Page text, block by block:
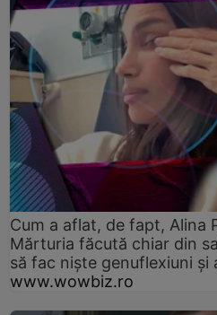
Cum a aflat, de fapt, Alina
Mărturia făcută chiar din
să fac niște genuflexiuni și
www.wowbiz.ro